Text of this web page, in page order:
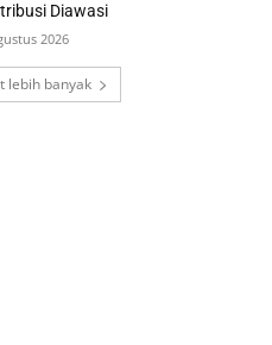
Diawasi
2026
lebih banyak